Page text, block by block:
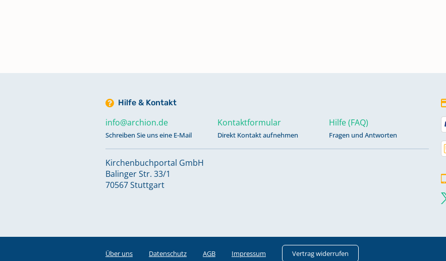
Hilfe & Kontakt
info@archion.de
Schreiben Sie uns eine E-Mail
Kontaktformular
Direkt Kontakt aufnehmen
Hilfe (FAQ)
Fragen und Antworten
Kirchenbuchportal GmbH
Balinger Str. 33/1
70567 Stuttgart
Über uns Datenschutz AGB Impressum Vertrag widerrufen